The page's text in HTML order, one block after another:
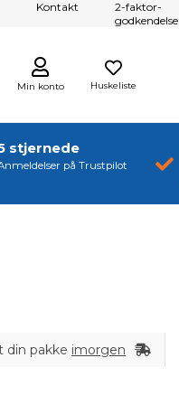
Kontakt
2-faktor-
godkendelse
Huskeliste
Min konto
stjernede
på Trustpilot
din pakke imorgen